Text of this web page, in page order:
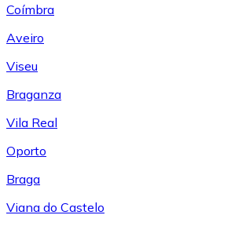
Coímbra
Aveiro
Viseu
Braganza
Vila Real
Oporto
Braga
Viana do Castelo